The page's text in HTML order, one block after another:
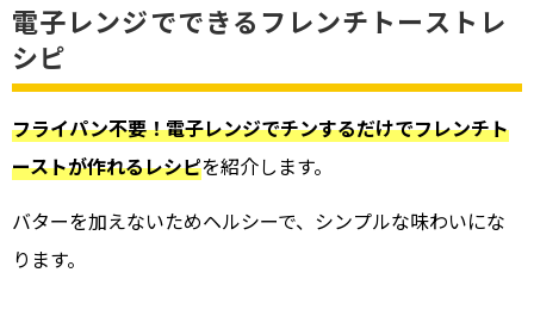
電子レンジでできるフレンチトーストレ
シピ
フライパン不要！電子レンジでチンするだけでフレンチト
ーストが作れるレシピを紹介します。
バターを加えないためヘルシーで、シンプルな味わいにな
ります。